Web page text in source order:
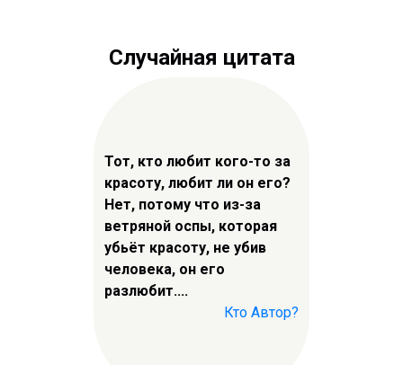
Случайная цитата
Тот, кто любит кого-то за
красоту, любит ли он его?
Нет, потому что из-за
ветряной оспы, которая
убьёт красоту, не убив
человека, он его
разлюбит....
Кто Автор?